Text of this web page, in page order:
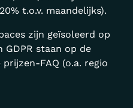
t.o.v. maandelijks).
zijn geïsoleerd op
GDPR staan op de
prijzen-FAQ (o.a. regio